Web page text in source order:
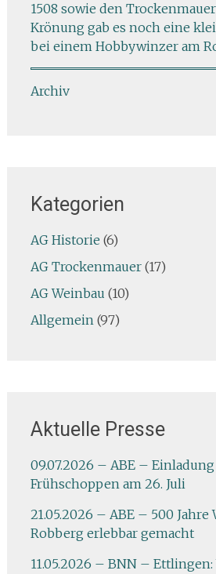
1508 sowie den
Krönung gab es noch eine
bei einem Hobbywinzer am
Archiv
Kategorien
AG Historie (6)
AG Trockenmauer(17)
AG Weinbau (10)
Allgemein(97)
Aktuelle Presse
09.07.2026 – ABE –
Frühschoppen am 26. Juli
21.05.2026 – ABE – 500 Jahre
Robberg erlebbar gemacht
11.05.2026 – BNN –